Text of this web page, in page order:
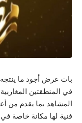
بات عرض أجود ما ينتجه
في المنطقتين
المشاهد بما يقدم من
فنية لها مكانة خاصة